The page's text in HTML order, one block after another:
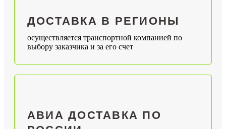
ДОСТАВКА В РЕГИОНЫ
осуществляется транспортной компанией по
выбору заказчика и за его счет
АВИА ДОСТАВКА ПО